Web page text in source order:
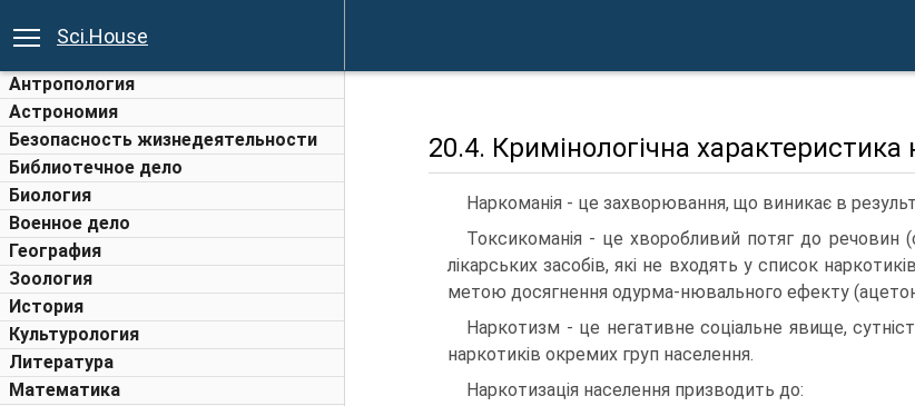
Sci.House
Антропология
Астрономия
Безопасность жизнедеятельности
Библиотечное дело
Биология
Военное дело
География
Зоология
История
Культурология
Литература
Математика
20.4. Кримінологічна характеристика
Наркоманія - це захворювання, що виникає в
Токсикоманія - це хворобливий потяг до речовин
лікарських засобів, які не входять у список
метою досягнення одурма-нювального ефекту
Наркотизм - це негативне соціальне явище,
наркотиків окремих груп населення.
Наркотизація населення призводить до: